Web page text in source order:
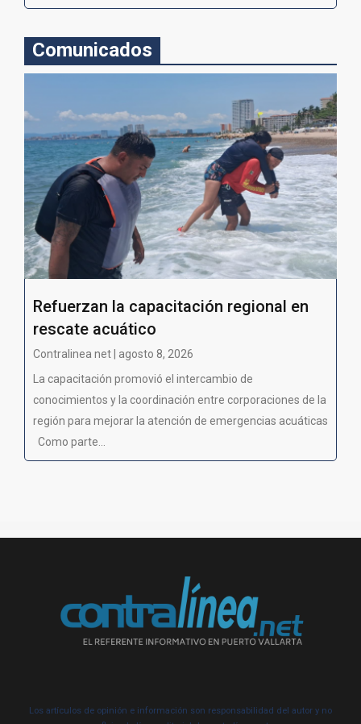
Comunicados
Refuerzan la capacitación regional en
rescate acuático
Contralinea net | agosto 8, 2026
La capacitación promovió el intercambio de
conocimientos y la coordinación entre corporaciones de la
región para mejorar la atención de emergencias acuáticas
Como parte...
Los artículos de opinión e información son responsabilidad del autor y no